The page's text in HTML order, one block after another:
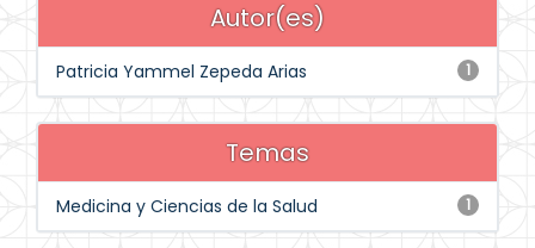
Autor(es)
1
Patricia Yammel Zepeda Arias
Temas
1
Medicina y Ciencias de la Salud